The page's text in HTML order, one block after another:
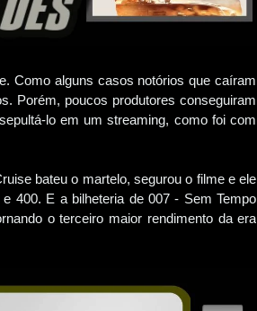
Como alguns casos notórios que caíram
Porém, poucos produtores conseguiram
lo em um streaming, como foi com
bateu o martelo, segurou o filme e ele
400. E a bilheteria de 007 - Sem Tempo
o terceiro maior rendimento da era